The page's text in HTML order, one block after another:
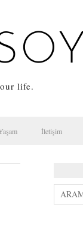
life.
İletişim